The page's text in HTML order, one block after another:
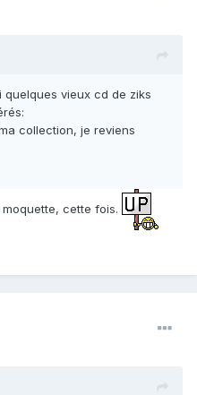
vieux cd de ziks
collection, je reviens
cette fois.